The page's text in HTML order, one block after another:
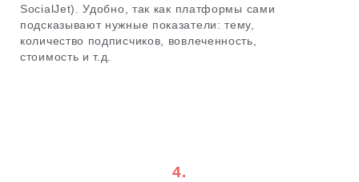
SocialJet). Удобно, так как платформы сами
подсказывают нужные показатели: тему,
количество подписчиков, вовлеченность,
стоимость и т.д.
4.